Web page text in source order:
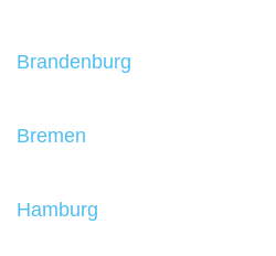
Brandenburg
Bremen
Hamburg